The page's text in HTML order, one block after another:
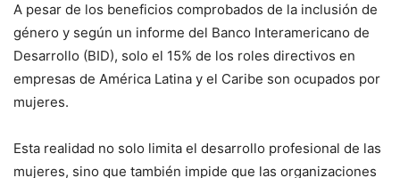
A pesar de los beneficios comprobados de la inclusión de
género y según un informe del Banco Interamericano de
Desarrollo (BID), solo el 15% de los roles directivos en
empresas de América Latina y el Caribe son ocupados por
mujeres.
Esta realidad no solo limita el desarrollo profesional de las
mujeres, sino que también impide que las organizaciones